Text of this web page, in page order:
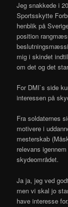
Jeg snakkede i
Sportsskytte
henblik på
position
mig i skindet
om det og det
For DMI`s side
interessen på
Fra soldaternes
motivere i
mesterskab
relevans
skydeområdet.
Ja ja, jeg ved
men vi skal jo
have interesse for.